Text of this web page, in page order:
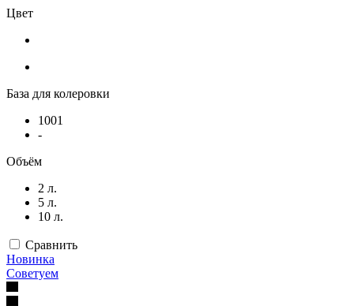
Цвет
База для колеровки
1001
-
Объём
2 л.
5 л.
10 л.
Сравнить
Новинка
Советуем